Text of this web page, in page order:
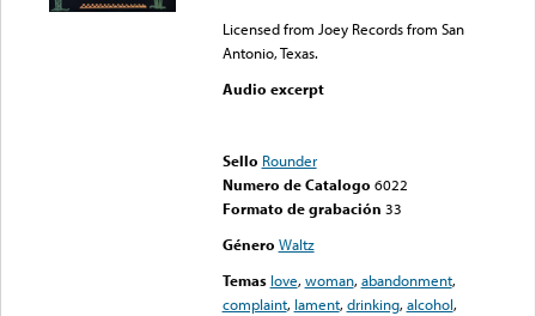
Licensed from Joey Records from San
Antonio, Texas.
Audio excerpt
Sello Rounder
Numero de Catalogo 6022
Formato de grabación 33
Género Waltz
Temas love,woman,abandonment,
complaint, lament,drinking,alcohol,